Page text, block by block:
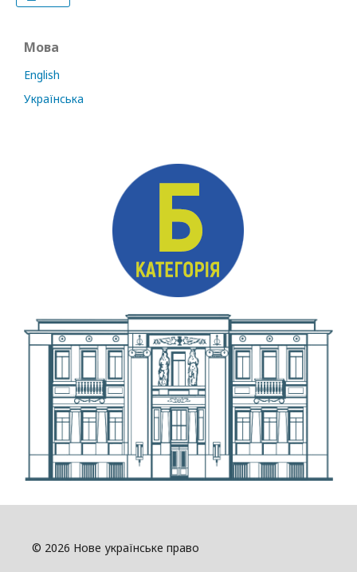
Мова
English
Українська
© 2026 Нове українське право